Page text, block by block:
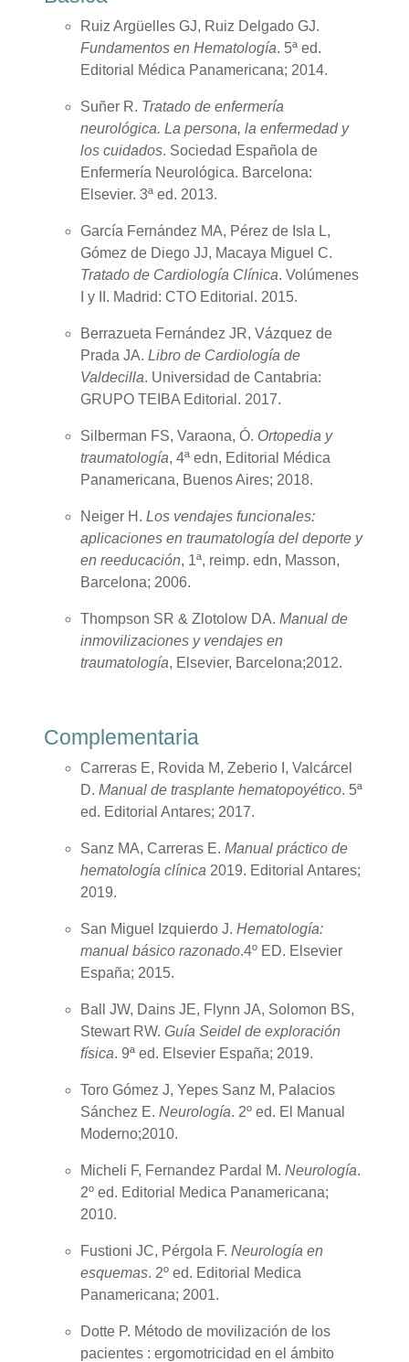
Ruiz Argüelles GJ, Ruiz Delgado GJ.
Fundamentos en Hematología. 5ª ed.
Editorial Médica Panamericana; 2014.
Suñer R. Tratado de enfermería
neurológica. La persona, la enfermedad y
los cuidados. Sociedad Española de
Enfermería Neurológica. Barcelona:
Elsevier. 3ª ed. 2013.
García Fernández MA, Pérez de Isla L,
Gómez de Diego JJ, Macaya Miguel C.
Tratado de Cardiología Clínica. Volúmenes
I y II. Madrid: CTO Editorial. 2015.
Berrazueta Fernández JR, Vázquez de
Prada JA. Libro de Cardiología de
Valdecilla. Universidad de Cantabria:
GRUPO TEIBA Editorial. 2017.
Silberman FS, Varaona, Ó. Ortopedia y
traumatología, 4ª edn, Editorial Médica
Panamericana, Buenos Aires; 2018.
Neiger H. Los vendajes funcionales:
aplicaciones en traumatología del deporte y
en reeducación, 1ª, reimp. edn, Masson,
Barcelona; 2006.
Thompson SR & Zlotolow DA. Manual de
inmovilizaciones y vendajes en
traumatología, Elsevier, Barcelona;2012.
Complementaria
Carreras E, Rovida M, Zeberio I, Valcárcel
D. Manual de trasplante hematopoyético. 5ª
ed. Editorial Antares; 2017.
Sanz MA, Carreras E. Manual práctico de
hematología clínica 2019. Editorial Antares;
2019.
San Miguel Izquierdo J. Hematología:
manual básico razonado.4º ED. Elsevier
España; 2015.
Ball JW, Dains JE, Flynn JA, Solomon BS,
Stewart RW. Guía Seidel de exploración
física. 9ª ed. Elsevier España; 2019.
Toro Gómez J, Yepes Sanz M, Palacios
Sánchez E. Neurología. 2º ed. El Manual
Moderno;2010.
Micheli F, Fernandez Pardal M. Neurología.
2º ed. Editorial Medica Panamericana;
2010.
Fustioni JC, Pérgola F. Neurología en
esquemas. 2º ed. Editorial Medica
Panamericana; 2001.
Dotte P. Método de movilización de los
pacientes : ergomotricidad en el ámbito